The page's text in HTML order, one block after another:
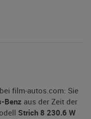
film-autos.com: Sie
Benz aus der Zeit der
Strich 8 230.6 W